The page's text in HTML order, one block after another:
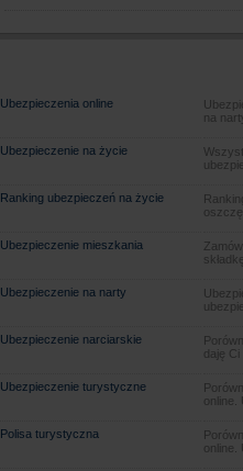
Ubezpieczenia online
na
Ubezpieczenie na życie
Ranking ubezpieczeń na życie
Ubezpieczenie mieszkania
Ubezpieczenie na narty
Ubezpieczenie narciarskie
daję
Ubezpieczenie turystyczne
Polisa turystyczna